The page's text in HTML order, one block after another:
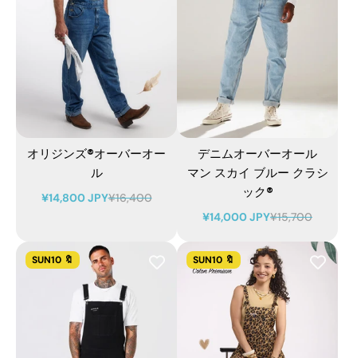
オリジンズ®オーバーオー
ル
¥14,800 JPY¥16,400
デニムオーバーオール
マン スカイ ブルー クラシ
ック®
¥14,000 JPY¥15,700
SUN10 🔖 SUN10 🔖